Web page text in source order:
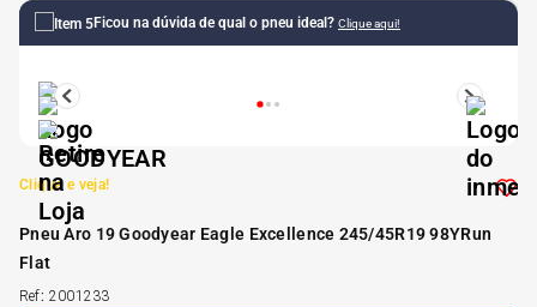
Ficou na dúvida de qual o pneu ideal? Clique aqui!
Clique e veja!
Pneu Aro 19 Goodyear Eagle Excellence 245/45R19 98YRun
Flat
Ref: 2001233
6º
7º
8º